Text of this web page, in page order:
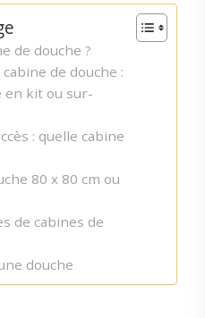
de douche ?
de douche :
en kit ou sur-
: quelle cabine
80 x 80 cm ou
de cabines de
douche